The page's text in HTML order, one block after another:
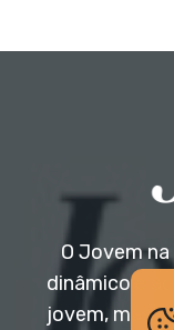
O Jovem
dinâmico e
jovem, mas